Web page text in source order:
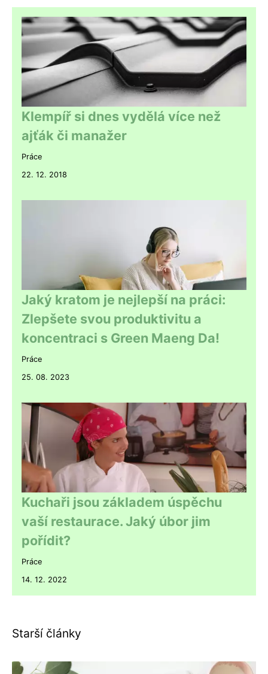
Klempíř si dnes vydělá více než
ajťák či manažer
Práce
22. 12. 2018
Jaký kratom je nejlepší na práci:
Zlepšete svou produktivitu a
koncentraci s Green Maeng Da!
Práce
25. 08. 2023
Kuchaři jsou základem úspěchu
vaší restaurace. Jaký úbor jim
pořídit?
Práce
14. 12. 2022
Starší články